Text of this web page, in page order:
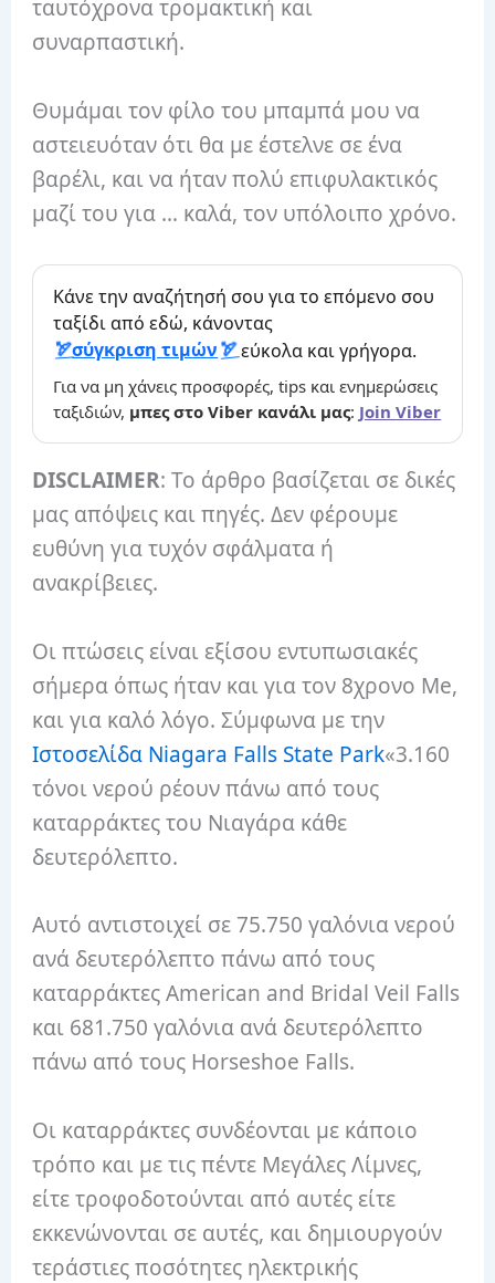
ταυτόχρονα τρομακτική και
συναρπαστική.
Θυμάμαι τον φίλο του μπαμπά μου να
αστειευόταν ότι θα με έστελνε σε ένα
βαρέλι, και να ήταν πολύ επιφυλακτικός
μαζί του για … καλά, τον υπόλοιπο χρόνο.
Κάνε την αναζήτησή σου για το επόμενο σου
ταξίδι από εδώ, κάνοντας
σύγκριση τιμών
εύκολα και γρήγορα.
Για να μη χάνεις προσφορές, tips και ενημερώσεις
ταξιδιών, μπες στο Viber κανάλι μας: Join Viber
DISCLAIMER: Το άρθρο βασίζεται σε δικές
μας απόψεις και πηγές. Δεν φέρουμε
ευθύνη για τυχόν σφάλματα ή
ανακρίβειες.
Οι πτώσεις είναι εξίσου εντυπωσιακές
σήμερα όπως ήταν και για τον 8χρονο Me,
και για καλό λόγο. Σύμφωνα με την
Ιστοσελίδα Niagara Falls State Park«3.160
τόνοι νερού ρέουν πάνω από τους
καταρράκτες του Νιαγάρα κάθε
δευτερόλεπτο.
Αυτό αντιστοιχεί σε 75.750 γαλόνια νερού
ανά δευτερόλεπτο πάνω από τους
καταρράκτες American and Bridal Veil Falls
και 681.750 γαλόνια ανά δευτερόλεπτο
πάνω από τους Horseshoe Falls.
Οι καταρράκτες συνδέονται με κάποιο
τρόπο και με τις πέντε Μεγάλες Λίμνες,
είτε τροφοδοτούνται από αυτές είτε
εκκενώνονται σε αυτές, και δημιουργούν
τεράστιες ποσότητες ηλεκτρικής